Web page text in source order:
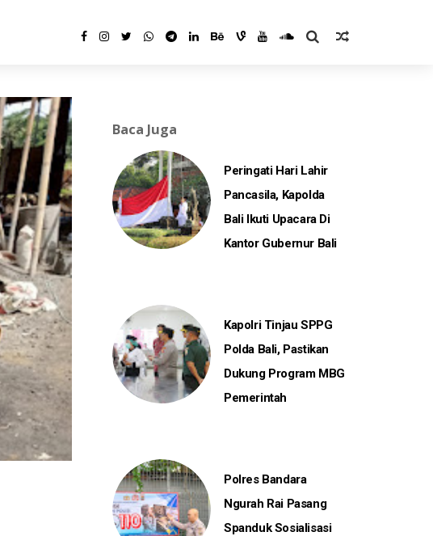
Baca Juga
Peringati Hari Lahir
Pancasila, Kapolda
Bali Ikuti Upacara Di
Kantor Gubernur Bali
Kapolri Tinjau SPPG
Polda Bali, Pastikan
Dukung Program MBG
Pemerintah
Polres Bandara
Ngurah Rai Pasang
Spanduk Sosialisasi